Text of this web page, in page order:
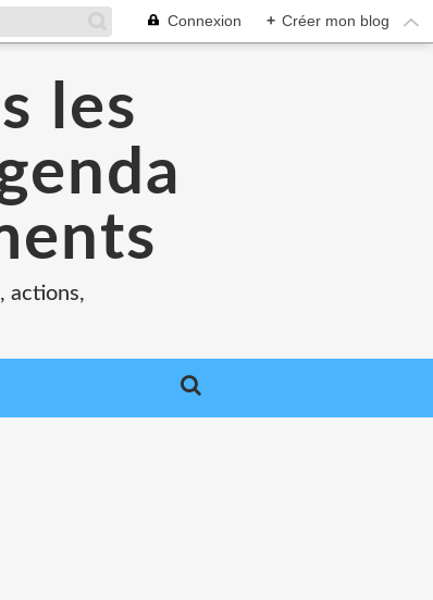
Connexion + Créer mon blog
les
actions,